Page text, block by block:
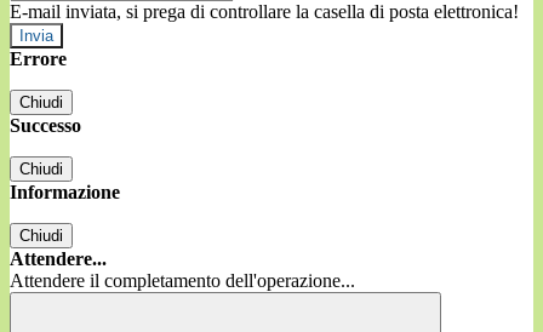
E-mail inviata, si prega di controllare la casella di posta elettronica!
Errore
Chiudi
Successo
Chiudi
Informazione
Chiudi
Attendere...
Attendere il completamento dell'operazione...